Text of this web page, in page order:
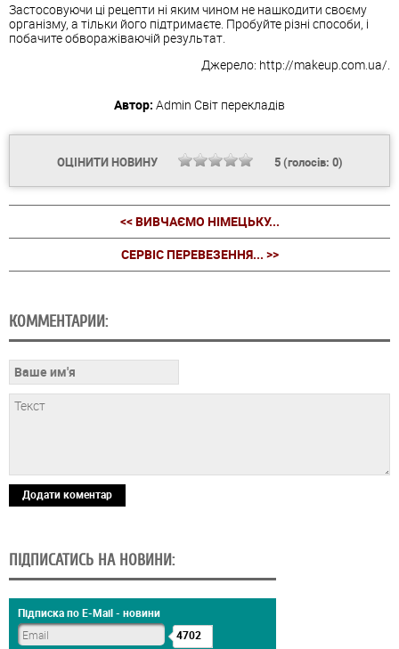
Застосовуючи ці рецепти ні яким чином не нашкодити своєму
організму, а тільки його підтримаєте. Пробуйте різні способи, і
побачите обворажіваючій результат.
Джерело: http://makeup.com.ua/.
Автор: Admin Світ перекладів
ОЦІНИТИ НОВИНУ 5(голосів: 0)
<< ВИВЧАЄМО НІМЕЦЬКУ...
СЕРВІС ПЕРЕВЕЗЕННЯ... >>
КОММЕНТАРИИ:
Додати коментар
ПІДПИСАТИСЬ НА НОВИНИ:
Підписка по E-Mail - новини
4702